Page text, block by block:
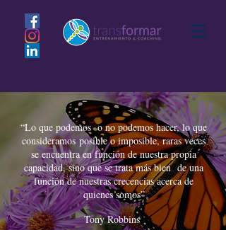
“Lo que podemos o no podemos hacer, lo que
consideramos posible o imposible, raras veces
se encuentra en función de nuestra propia
capacidad, sino que se trata más bien de una
función de nuestras crecencias acerca de
quienes somos”
Tony Robbins